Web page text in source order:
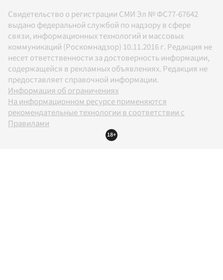
Свидетельство о регистрации СМИ Эл № ФС77-67642
выдано федеральной службой по надзору в сфере
связи, информационных технологий и массовых
коммуникаций (Роскомнадзор) 10.11.2016 г. Редакция не
несет ответственности за достоверность информации,
содержащейся в рекламных объявлениях. Редакция не
предоставляет справочной информации.
Информация об ограничениях
На информационном ресурсе применяются
рекомендательные технологии в соответствии с
Правилами
18+